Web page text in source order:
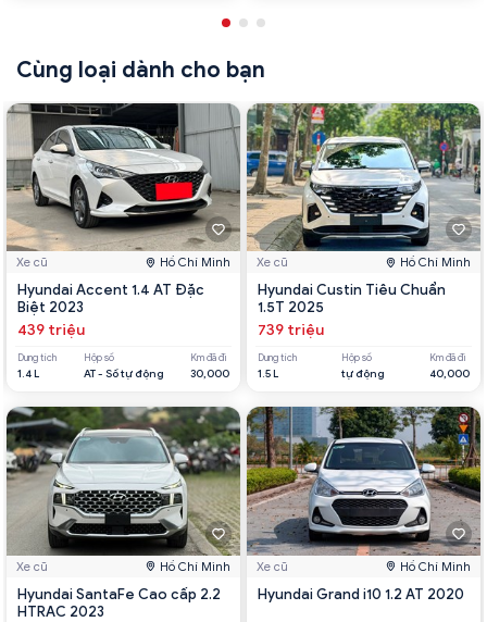
Cùng loại dành cho bạn
Xe cũ Hồ Chí Minh
Hyundai Accent 1.4 AT Đặc
Biệt 2023
439 triệu
Dung tích
1.4 L
Hộp số
AT - Số tự động
Km đã đi
30,000
Xe cũ Hồ Chí Minh
Hyundai SantaFe Cao cấp 2.2
HTRAC 2023
Xe cũ Hồ Chí Minh
Hyundai Custin Tiêu Chuẩn
1.5T 2025
739 triệu
Dung tích
1.5 L
Hộp số
tự động
Km đã đi
40,000
Xe cũ Hồ Chí Minh
Hyundai Grand i10 1.2 AT 2020